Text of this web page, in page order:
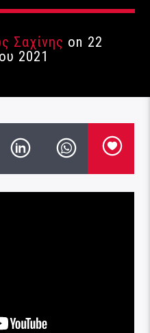
Σαχίνης on 22
2021